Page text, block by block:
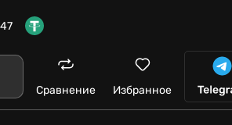
Сравнение Избранное